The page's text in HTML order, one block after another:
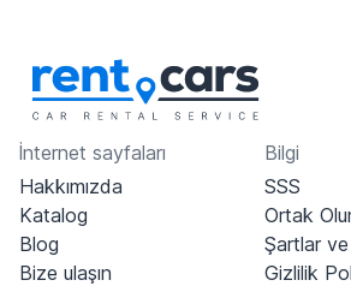
İnternet sayfaları
Hakkımızda
Katalog
Blog
Bize ulaşın
Bilgi
SSS
Ortak
Şartlar
Gizlilik